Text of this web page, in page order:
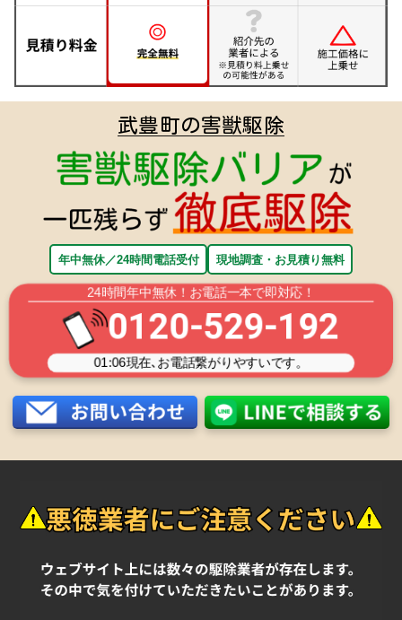
武豊町の害獣駆除
年中無休／24時間電話受付 現地調査・お見積り無料
24時間年中無休！お電話一本で即対応！
0120-529-192
01:06現在､お電話繋がりやすいです。